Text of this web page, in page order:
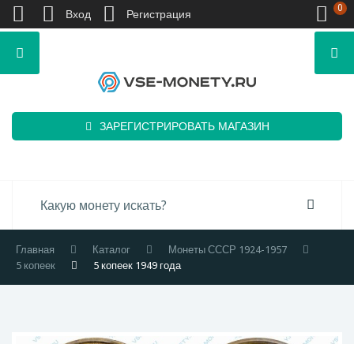
ЗАРЕГИСТРИРОВАТЬ МАГАЗИН
Главная Каталог
Монеты СССР 1924-1957
5 копеек
5 копеек 1949 года
Вход Регистрация 0